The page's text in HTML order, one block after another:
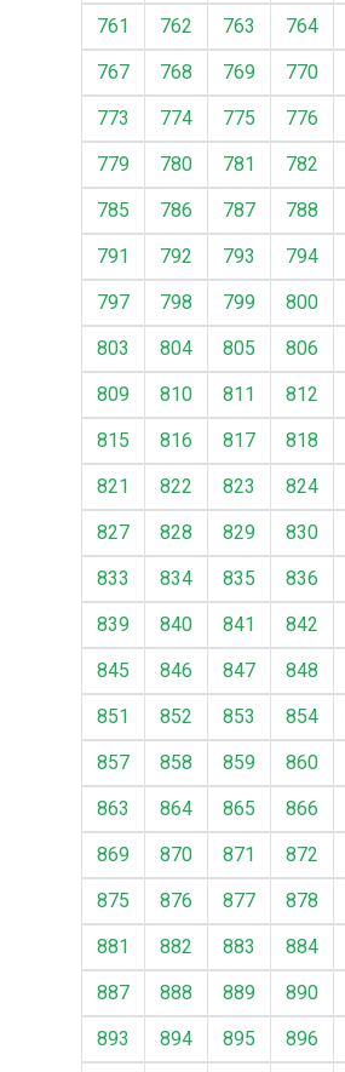
761
762 763 764
767
768 769 770
773
774 775 776
779
780 781 782
785
786 787 788
791
792 793 794
797
798 799 800
803
804 805 806
809
810 811 812
815
816 817 818
821
822 823 824
827
828 829 830
833
834 835 836
839
840 841 842
845
846 847 848
851
852 853 854
857
858 859 860
863
864 865 866
869
870 871 872
875
876 877 878
881
882 883 884
887
888 889 890
893
894 895 896